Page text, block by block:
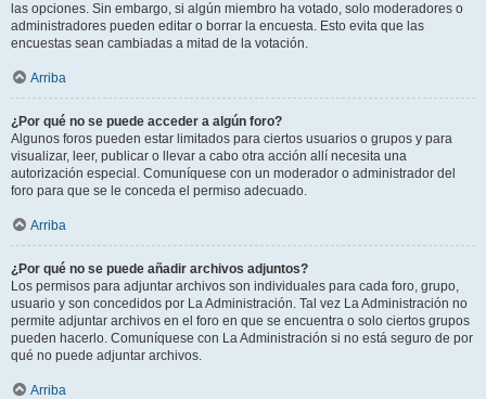
las opciones. Sin embargo, si algún miembro ha votado, solo moderadores o
administradores pueden editar o borrar la encuesta. Esto evita que las
encuestas sean cambiadas a mitad de la votación.
Arriba
¿Por qué no se puede acceder a algún foro?
Algunos foros pueden estar limitados para ciertos usuarios o grupos y para
visualizar, leer, publicar o llevar a cabo otra acción allí necesita una
autorización especial. Comuníquese con un moderador o administrador del
foro para que se le conceda el permiso adecuado.
Arriba
¿Por qué no se puede añadir archivos adjuntos?
Los permisos para adjuntar archivos son individuales para cada foro, grupo,
usuario y son concedidos por La Administración. Tal vez La Administración no
permite adjuntar archivos en el foro en que se encuentra o solo ciertos grupos
pueden hacerlo. Comuníquese con La Administración si no está seguro de por
qué no puede adjuntar archivos.
Arriba